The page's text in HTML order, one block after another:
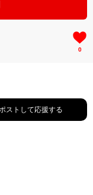
0
ポストして応援する